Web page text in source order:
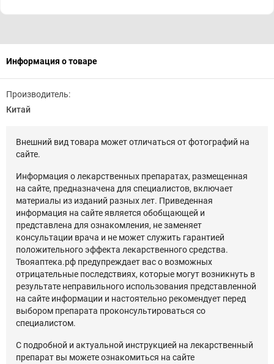
Информация о товаре
Производитель:
Китай
Внешний вид товара может отличаться от фотографий на
сайте.
Информация о лекарственных препаратах, размещенная
на сайте, предназначена для специалистов, включает
материалы из изданий разных лет. Приведенная
информация на сайте является обобщающей и
представлена для ознакомления, не заменяет
консультации врача и не может служить гарантией
положительного эффекта лекарственного средства.
Твояаптека.рф предупреждает вас о возможных
отрицательные последствиях, которые могут возникнуть в
результате неправильного использования представленной
на сайте информации и настоятельно рекомендует перед
выбором препарата проконсультироваться со
специалистом.
С подробной и актуальной инструкцией на лекарственный
препарат вы можете ознакомиться на сайте